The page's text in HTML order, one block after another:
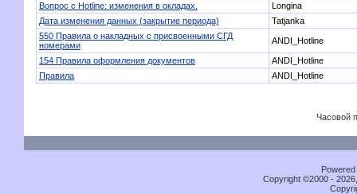
Вопрос с Hotline: изменения в окладах.
Longina
Дата изменения данных (закрытие периода)
Tatjanka
550 Правила о накладных с присвоенными СГД
номерами
ANDI_Hotline
154 Правила оформления документов
ANDI_Hotline
Правила
ANDI_Hotline
Часовой
Copyright ©2000 -